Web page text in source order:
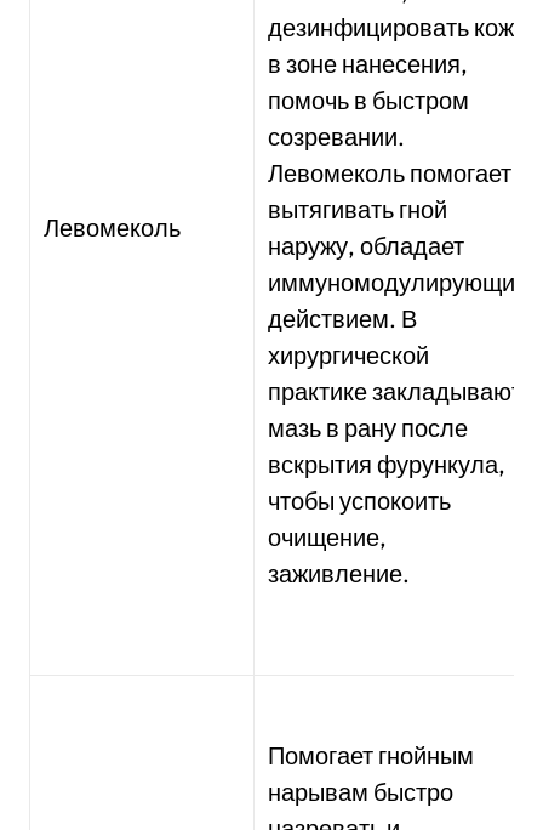
Левомеколь
дезинфицировать кожу
в зоне нанесения,
помочь в быстром
созревании.
Левомеколь помогает
вытягивать гной
наружу, обладает
иммуномодулирующим
действием. В
хирургической
практике закладывают
мазь в рану после
вскрытия фурункула,
чтобы успокоить
очищение,
заживление.
Помогает гнойным
нарывам быстро